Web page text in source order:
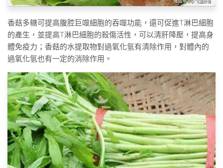
香菇多糖可提高腹腔巨噬細胞的吞噬功能，還可促進T淋巴細胞
的產生，並提高T淋巴細胞的殺傷活性，可以清肝降壓，提高身
體免疫力；香菇的水提取物對過氧化氫有清除作用，對體內的
過氧化氫也有一定的消除作用。